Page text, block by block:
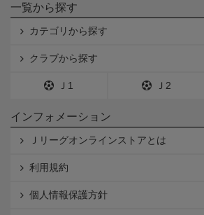
一覧から探す
カテゴリから探す
クラブから探す
Ｊ1 Ｊ2
インフォメーション
Ｊリーグオンラインストアとは
利用規約
個人情報保護方針